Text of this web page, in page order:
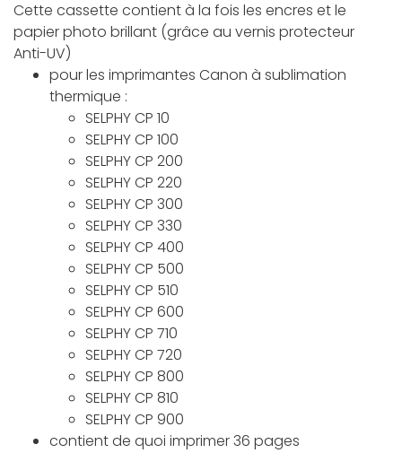
Cette cassette contient à la fois les encres et le
papier photo brillant (grâce au vernis protecteur
Anti-UV)
pour les imprimantes Canon à sublimation
thermique :
SELPHY CP 10
SELPHY CP 100
SELPHY CP 200
SELPHY CP 220
SELPHY CP 300
SELPHY CP 330
SELPHY CP 400
SELPHY CP 500
SELPHY CP 510
SELPHY CP 600
SELPHY CP 710
SELPHY CP 720
SELPHY CP 800
SELPHY CP 810
SELPHY CP 900
contient de quoi imprimer 36 pages